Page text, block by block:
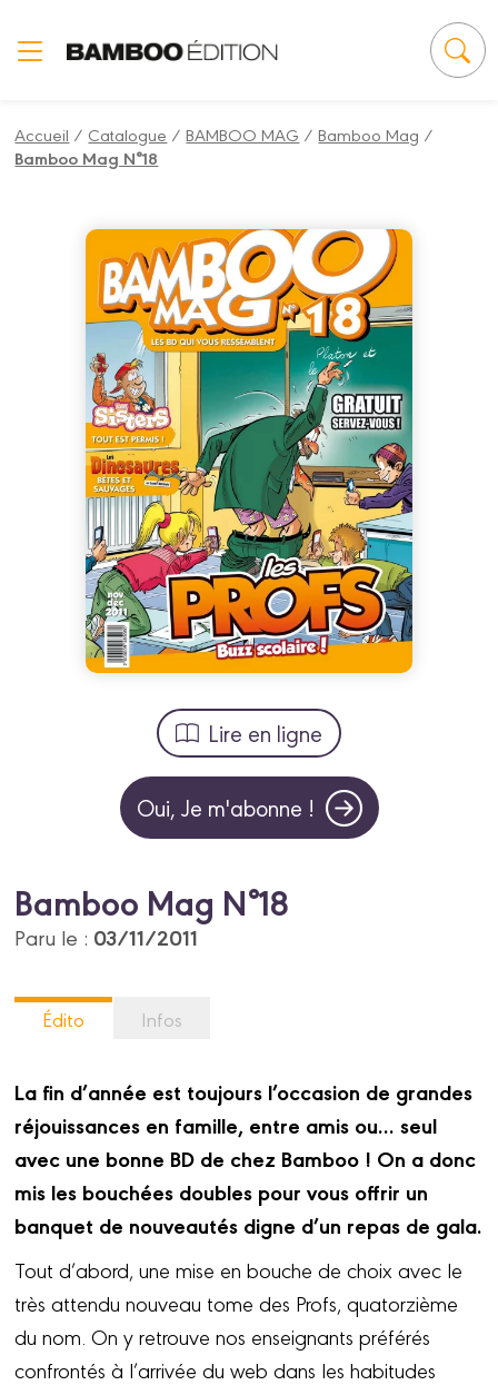
Accueil / Catalogue /BAMBOO MAG /Bamboo Mag /
Bamboo Mag N°18
Lire en ligne
Oui, Je m'abonne !
Bamboo Mag N°18
Paru le : 03/11/2011
Édito Infos
La fin d’année est toujours l’occasion de grandes
réjouissances en famille, entre amis ou… seul
avec une bonne BD de chez Bamboo ! On a donc
mis les bouchées doubles pour vous offrir un
banquet de nouveautés digne d’un repas de gala.
Tout d’abord, une mise en bouche de choix avec le
très attendu nouveau tome des Profs, quatorzième
du nom. On y retrouve nos enseignants préférés
confrontés à l’arrivée du web dans les habitudes